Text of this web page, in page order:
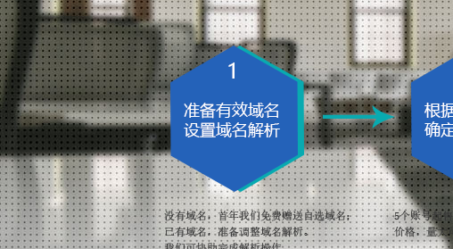
HTML邮件编辑
邮件信息搜索/排序
多种邮件状态提示
邮件拒收/举报
邮件打印
邮件预览功能